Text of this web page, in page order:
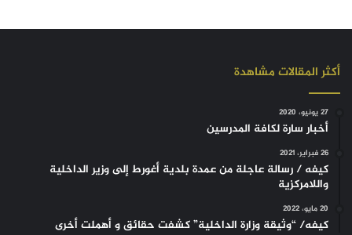
أكثر المقالات مشاهدة
27 يونيو، 2020
أخبار سارة لكافة المدرسين
26 فبراير، 2021
كيفه / رسالة عاجلة من عمدة بلدية أغورط إلى وزير الداخلية
واللامركزية
20 مايو، 2022
كيفه/ “وثيقة وزارة الداخلية” كشفت حقائق و أهملت أخرى